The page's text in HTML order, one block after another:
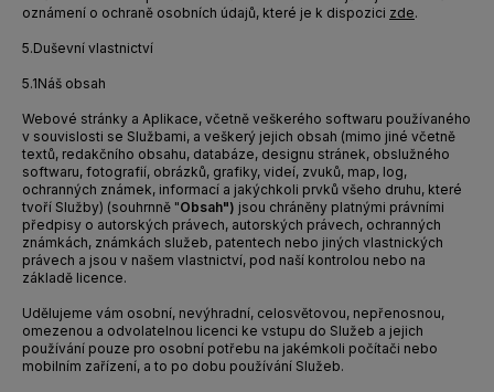
oznámení o ochraně osobních údajů, které je k dispozici zde.
5.Duševní vlastnictví
5.1Náš obsah
Webové stránky a Aplikace, včetně veškerého softwaru používaného
v souvislosti se Službami, a veškerý jejich obsah (mimo jiné včetně
textů, redakčního obsahu, databáze, designu stránek, obslužného
softwaru, fotografií, obrázků, grafiky, videí, zvuků, map, log,
ochranných známek, informací a jakýchkoli prvků všeho druhu, které
tvoří Služby) (souhrnně "Obsah") jsou chráněny platnými právními
předpisy o autorských právech, autorských právech, ochranných
známkách, známkách služeb, patentech nebo jiných vlastnických
právech a jsou v našem vlastnictví, pod naší kontrolou nebo na
základě licence.
Udělujeme vám osobní, nevýhradní, celosvětovou, nepřenosnou,
omezenou a odvolatelnou licenci ke vstupu do Služeb a jejich
používání pouze pro osobní potřebu na jakémkoli počítači nebo
mobilním zařízení, a to po dobu používání Služeb.